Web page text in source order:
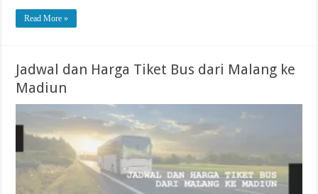
Read More »
Jadwal dan Harga Tiket Bus dari Malang ke
Madiun